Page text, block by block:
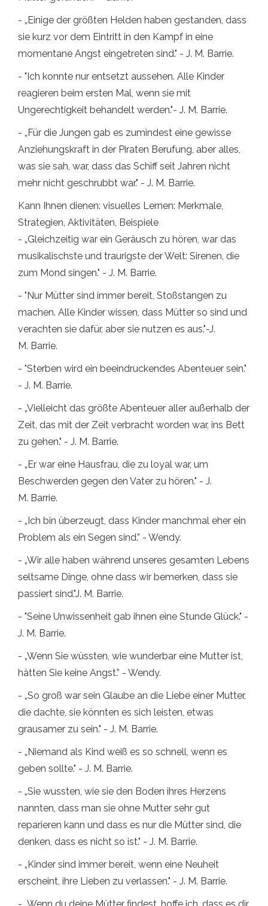
- „Einige der größten Helden haben gestanden, dass
sie kurz vor dem Eintritt in den Kampf in eine
momentane Angst eingetreten sind." - J. M. Barrie.
- "Ich konnte nur entsetzt aussehen. Alle Kinder
reagieren beim ersten Mal, wenn sie mit
Ungerechtigkeit behandelt werden."- J. M. Barrie.
- „Für die Jungen gab es zumindest eine gewisse
Anziehungskraft in der Piraten Berufung, aber alles,
was sie sah, war, dass das Schiff seit Jahren nicht
mehr nicht geschrubbt war." - J. M. Barrie.
Kann Ihnen dienen: visuelles Lernen: Merkmale,
Strategien, Aktivitäten, Beispiele
- „Gleichzeitig war ein Geräusch zu hören, war das
musikalischste und traurigste der Welt: Sirenen, die
zum Mond singen." - J. M. Barrie.
- "Nur Mütter sind immer bereit, Stoßstangen zu
machen. Alle Kinder wissen, dass Mütter so sind und
verachten sie dafür, aber sie nutzen es aus."-J.
M. Barrie.
- "Sterben wird ein beeindruckendes Abenteuer sein."
- J. M. Barrie.
- „Vielleicht das größte Abenteuer aller außerhalb der
Zeit, das mit der Zeit verbracht worden war, ins Bett
zu gehen." - J. M. Barrie.
- „Er war eine Hausfrau, die zu loyal war, um
Beschwerden gegen den Vater zu hören." - J.
M. Barrie.
- „Ich bin überzeugt, dass Kinder manchmal eher ein
Problem als ein Segen sind.” - Wendy.
- „Wir alle haben während unseres gesamten Lebens
seltsame Dinge, ohne dass wir bemerken, dass sie
passiert sind."J. M. Barrie.
- "Seine Unwissenheit gab ihnen eine Stunde Glück." -
J. M. Barrie.
- „Wenn Sie wüssten, wie wunderbar eine Mutter ist,
hätten Sie keine Angst.” - Wendy.
- „So groß war sein Glaube an die Liebe einer Mutter,
die dachte, sie könnten es sich leisten, etwas
grausamer zu sein." - J. M. Barrie.
- „Niemand als Kind weiß es so schnell, wenn es
geben sollte." - J. M. Barrie.
- „Sie wussten, wie sie den Boden ihres Herzens
nannten, dass man sie ohne Mutter sehr gut
reparieren kann und dass es nur die Mütter sind, die
denken, dass es nicht so ist." - J. M. Barrie.
- „Kinder sind immer bereit, wenn eine Neuheit
erscheint, ihre Lieben zu verlassen." - J. M. Barrie.